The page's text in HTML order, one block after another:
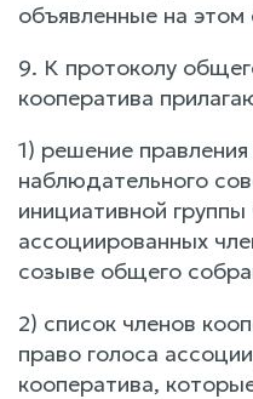
объявленные на этом
9. К протоколу
кооператива
1) решение
наблюдательного
инициативной
ассоциированных
созыве общего
2) список членов
право голоса
кооператива,